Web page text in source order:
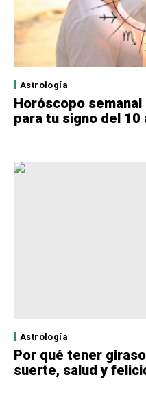
Astrología
Horóscopo
para tu signo del
Astrología
Por qué tener
suerte, salud y